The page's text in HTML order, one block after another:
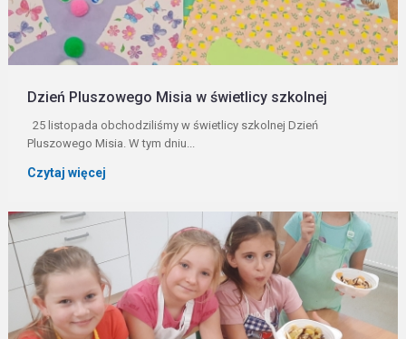
Dzień Pluszowego Misia w świetlicy szkolnej
25 listopada obchodziliśmy w świetlicy szkolnej Dzień
Pluszowego Misia. W tym dniu...
Czytaj więcej